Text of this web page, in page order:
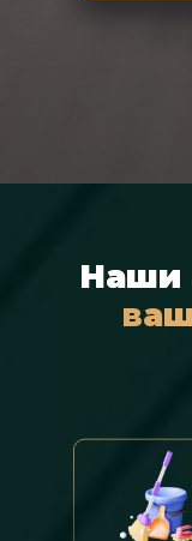
Наши